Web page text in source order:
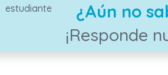
¿Aún no
¡Responde